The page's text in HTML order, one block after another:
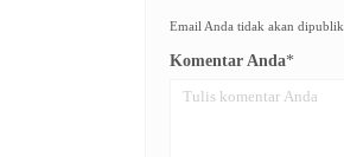
Email Anda tidak akan
Komentar Anda*